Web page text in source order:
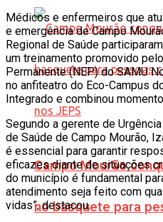
Campo Mourão
no basquete para
Médicos e enfermeiros que
e emergência de Campo
Regional de Saúde
um treinamento promovido
Permanente (NEP) do SAMU
no anfiteatro do Eco-Campus
Integrado e combinou
Segundo a gerente de
de Saúde de Campo Mourão,
é essencial para garantir
eficazes diante de situações
do município é fundamental
atendimento seja feito com
vidas”, destacou.